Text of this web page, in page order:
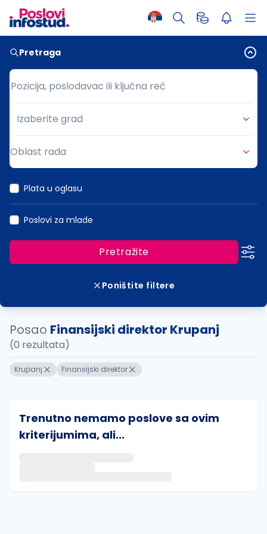
Pretraga
Pozicija, poslodavac ili ključna reč
Pozicija, poslodavac ili ključna reč
Grad
Izaberite grad
Oblast rada
Plata u oglasu
Poslovi za mlade
Pretražite
Poništite filtere
Posao Finansijski direktor Krupanj
(0 rezultata)
Krupanj Finansijski direktor
Trenutno nemamo poslove sa ovim
kriterijumima, ali...